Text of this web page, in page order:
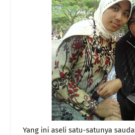
Yang ini aseli satu-satunya